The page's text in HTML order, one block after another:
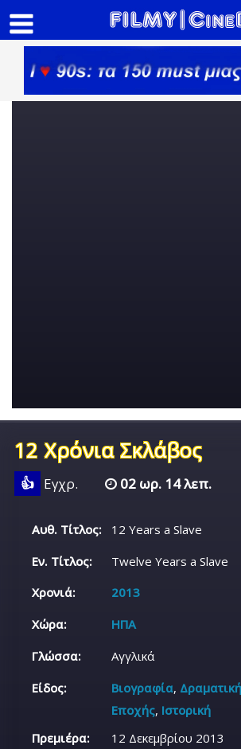
12 Χρόνια Σκλάβος
👍 Εγχρ. 02 ωρ. 14 λεπ.
Αυθ. Τίτλος:
12 Years a Slave
Εν. Τίτλος:
Twelve Years a Slave
Χρονιά:
2013
Χώρα:
ΗΠΑ
Γλώσσα:
Αγγλικά
Είδος:
Βιογραφία, Δραματική
Εποχής, Ιστορική
Πρεμιέρα:
12 Δεκεμβρίου 2013